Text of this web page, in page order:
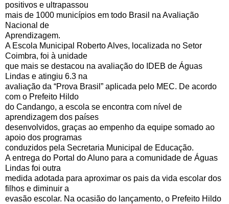
positivos e ultrapassou
mais de 1000 municípios em todo Brasil na Avaliação
Nacional de
Aprendizagem.
A Escola Municipal Roberto Alves, localizada no Setor
Coimbra, foi à unidade
que mais se destacou na avaliação do IDEB de Águas
Lindas e atingiu 6.3 na
avaliação da “Prova Brasil” aplicada pelo MEC. De acordo
com o Prefeito Hildo
do Candango, a escola se encontra com nível de
aprendizagem dos países
desenvolvidos, graças ao empenho da equipe somado ao
apoio dos programas
conduzidos pela Secretaria Municipal de Educação.
A entrega do Portal do Aluno para a comunidade de Águas
Lindas foi outra
medida adotada para aproximar os pais da vida escolar dos
filhos e diminuir a
evasão escolar. Na ocasião do lançamento, o Prefeito Hildo